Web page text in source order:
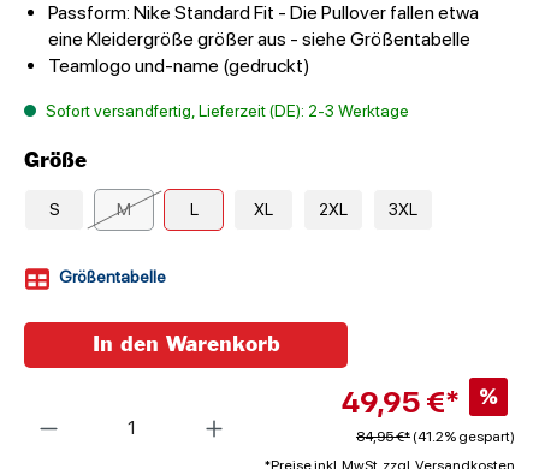
Passform: Nike Standard Fit - Die Pullover fallen etwa
eine Kleidergröße größer aus - siehe Größentabelle
Teamlogo und-name (gedruckt)
Sofort versandfertig, Lieferzeit (DE): 2-3 Werktage
Größe
S M L XL 2XL 3XL
Größentabelle
49,95 €* %
84,95 €* (41.2% gespart)
In den Warenkorb